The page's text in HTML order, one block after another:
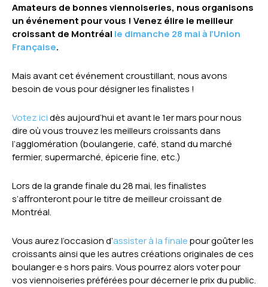
Amateurs de bonnes viennoiseries, nous organisons
un événement pour vous ! Venez élire le meilleur
croissant de Montréal le dimanche 28 mai à l’Union
Française.
Mais avant cet événement croustillant, nous avons
besoin de vous pour désigner les finalistes !
Votez icidès aujourd’hui et avant le 1er mars pour nous
dire où vous trouvez les meilleurs croissants dans
l’agglomération (boulangerie, café, stand du marché
fermier, supermarché, épicerie fine, etc.)
Lors de la grande finale du 28 mai, les finalistes
s’affronteront pour le titre de meilleur croissant de
Montréal.
Vous aurez l’occasion d’assister à la finalepour goûter les
croissants ainsi que les autres créations originales de ces
boulanger·e·s hors pairs. Vous pourrez alors voter pour
vos viennoiseries préférées pour décerner le prix du public.